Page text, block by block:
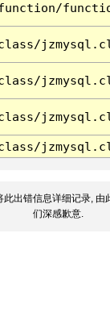
此出错信息详细记录, 由
们深感歉意.